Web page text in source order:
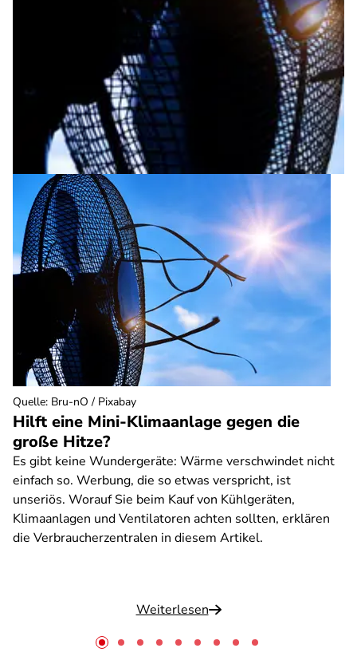
Hilft eine Mini-Klimaanlage gegen die
große Hitze?
Es gibt keine Wundergeräte: Wärme verschwindet nicht
einfach so. Werbung, die so etwas verspricht, ist
unseriös. Worauf Sie beim Kauf von Kühlgeräten,
Klimaanlagen und Ventilatoren achten sollten, erklären
die Verbraucherzentralen in diesem Artikel.
Weiterlesen
Quelle: Bru-nO / Pixabay